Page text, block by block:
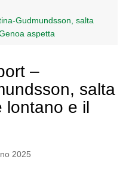
Gudmundsson, salta
aspetta
–
salta
lontano e il
2025